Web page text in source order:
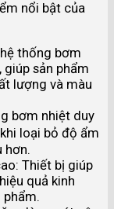
nổi bật của
thống bơm
sản phẩm
lượng và màu
bơm nhiệt duy
loại bỏ độ ẩm
hơn.
Thiết bị giúp
quả kinh